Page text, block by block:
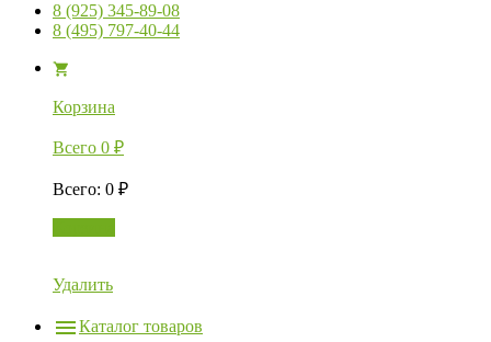
8 (925) 345-89-08
8 (495) 797-40-44
Корзина
Всего 0 ₽
Всего: 0 ₽
Удалить
Каталог товаров